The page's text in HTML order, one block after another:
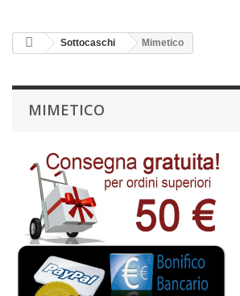
Sottocaschi Mimetico
MIMETICO